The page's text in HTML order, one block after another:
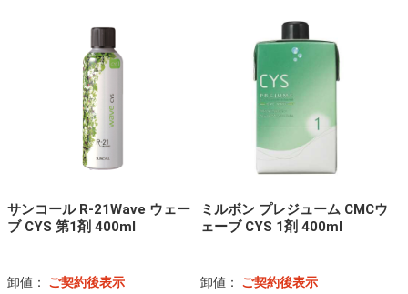
サンコール R-21Wave ウェー
ブ CYS 第1剤 400ml
卸値： ご契約後表示
ミルボン プレジューム CMCウ
ェーブ CYS 1剤 400ml
卸値： ご契約後表示